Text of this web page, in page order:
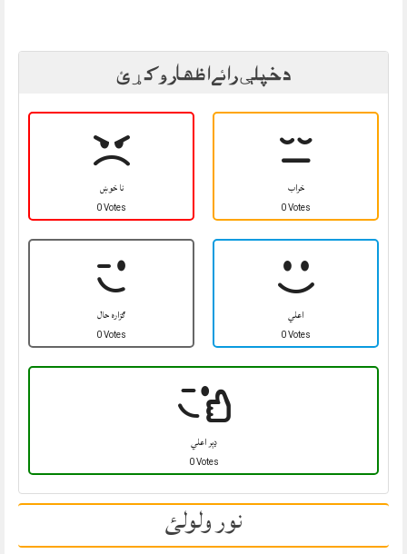
د خپلې رائے اظهار وکړئ
نا خوښ
0 Votes
خراب
0 Votes
ګزاره حال
0 Votes
اعلي
0 Votes
ډېر اعلي
0 Votes
نور ولولئ